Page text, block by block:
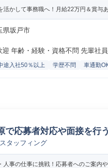
活かして事務職へ！月給22万円＆賞
県坂戸市
年齢・経験・資格不問 先輩社
途入社50％以上 学歴不問 車通勤
で応募者対応や面接を行
タッフィング
人事の仕事に挑戦！応募者へのご案内